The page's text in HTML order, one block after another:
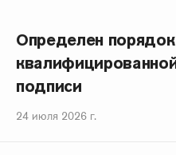
Определен
подписи
24 июля 2026 г.